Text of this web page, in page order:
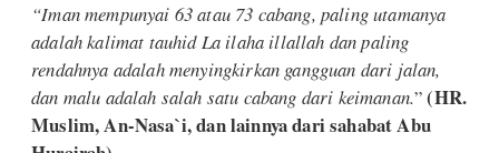
“Iman mempunyai 63 atau 73 cabang, paling utamanya
adalah kalimat tauhid La ilaha illallah dan paling
rendahnya adalah menyingkirkan gangguan dari jalan,
dan malu adalah salah satu cabang dari keimanan.”(HR.
Muslim, An-Nasa`i, dan lainnya dari sahabat Abu